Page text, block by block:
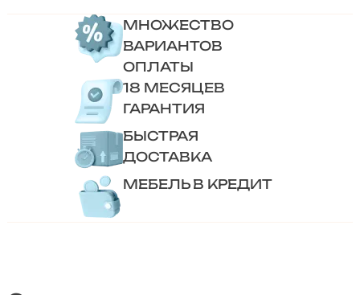
МНОЖЕСТВО
ВАРИАНТОВ
ОПЛАТЫ
18 МЕСЯЦЕВ
ГАРАНТИЯ
БЫСТРАЯ
ДОСТАВКА
МЕБЕЛЬ В КРЕДИТ